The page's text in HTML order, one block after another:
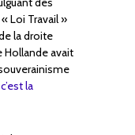
Loi Travail »
la droite
Hollande avait
la